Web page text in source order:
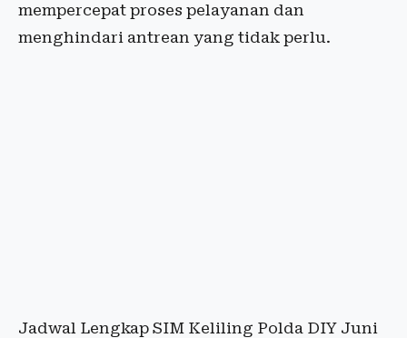
mempercepat proses pelayanan dan
menghindari antrean yang tidak perlu.
Jadwal Lengkap SIM Keliling Polda DIY Juni